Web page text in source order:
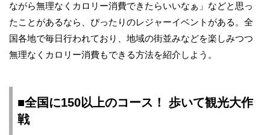
ながら無理なくカロリー消費できたらいいなぁ」などと思っ
たことがあるなら、ぴったりのレジャーイベントがある。全
国各地で毎日行われており、地域の街並みなどを楽しみつつ
無理なくカロリー消費もできる方法を紹介しよう。
■全国に150以上のコース！ 歩いて観光大作
戦